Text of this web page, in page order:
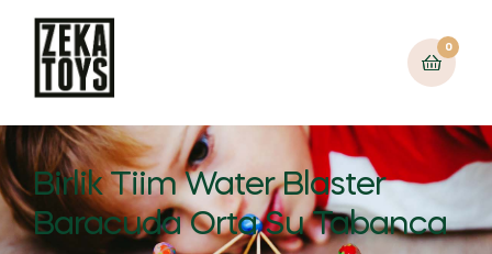
0
Birlik Tiim Water Blaster
Baracuda Orta Su Tabanca